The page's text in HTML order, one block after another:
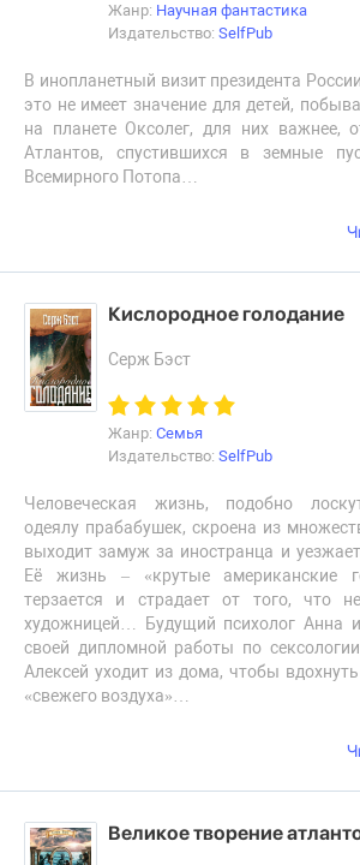
Жанр: Научная фантастика
Издательство: SelfPub
В инопланетный визит президента
это не имеет значение для детей,
на планете Оксолег, для них важнее,
Атлантов, спустившихся в земные
Всемирного Потопа…
Кислородное голодание
Серж Бэст
Жанр: Семья
Издательство: SelfPub
Человеческая жизнь, подобно
одеялу прабабушек, скроена из
выходит замуж за иностранца и
Её жизнь – «крутые американские
терзается и страдает от того, что
художницей… Будущий психолог Анна
своей дипломной работы по
Алексей уходит из дома, чтобы
«свежего воздуха»…
Великое творение